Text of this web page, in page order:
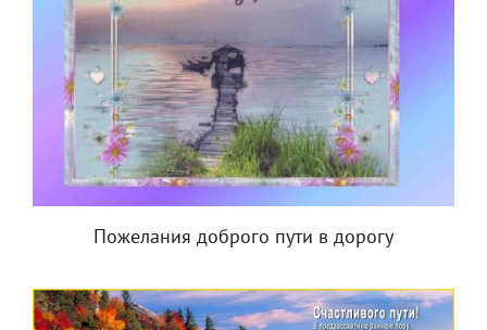
Пожелания доброго пути в дорогу